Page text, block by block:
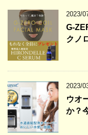
2023/
G-
クノ
2023/
ウオ
か？